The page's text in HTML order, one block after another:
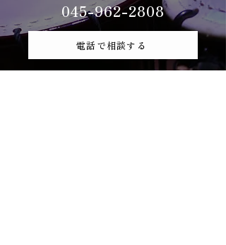
045-962-2808
電話で相談する